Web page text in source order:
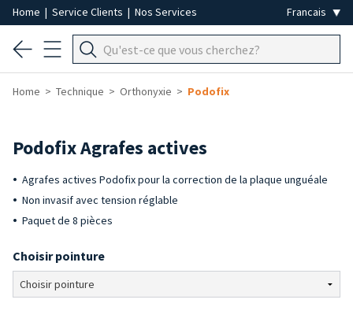
Home | Service Clients | Nos Services
Home Technique Orthonyxie Podofix
Podofix Agrafes actives
Agrafes actives Podofix pour la correction de la plaque unguéale
Non invasif avec tension réglable
Paquet de 8 pièces
Choisir pointure